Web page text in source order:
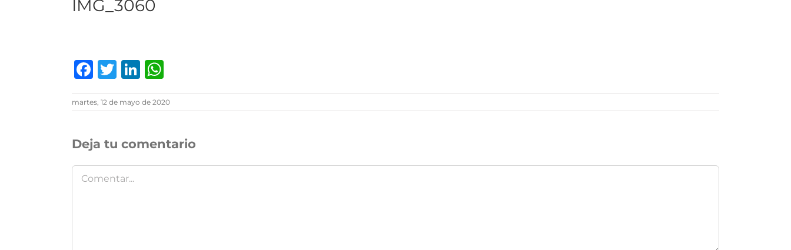
IMG_3060
Facebook
TwitterLinkedIn
martes, 12 de mayo de 2020
Deja tu comentario
Comentar